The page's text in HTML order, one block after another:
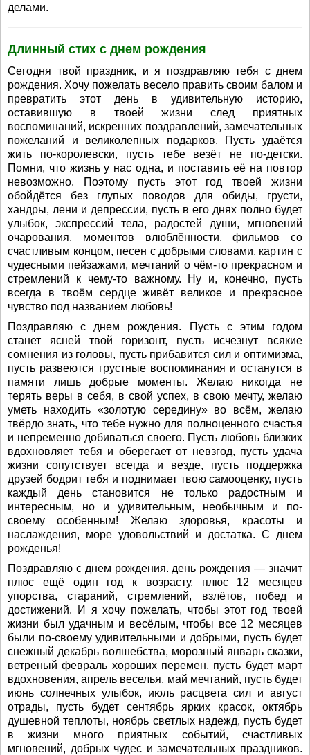
делами.
Длинный стих с днем рождения
Сегодня твой праздник, и я поздравляю тебя с днем
рождения. Хочу пожелать весело править своим балом и
превратить этот день в удивительную историю,
оставившую в твоей жизни след приятных
воспоминаний, искренних поздравлений, замечательных
пожеланий и великолепных подарков. Пусть удаётся
жить по-королевски, пусть тебе везёт не по-детски.
Помни, что жизнь у нас одна, и поставить её на повтор
невозможно. Поэтому пусть этот год твоей жизни
обойдётся без глупых поводов для обиды, грусти,
хандры, лени и депрессии, пусть в его днях полно будет
улыбок, экспрессий тела, радостей души, мгновений
очарования, моментов влюблённости, фильмов со
счастливым концом, песен с добрыми словами, картин с
чудесными пейзажами, мечтаний о чём-то прекрасном и
стремлений к чему-то важному. Ну и, конечно, пусть
всегда в твоём сердце живёт великое и прекрасное
чувство под названием любовь!
Поздравляю с днем рождения. Пусть с этим годом
станет ясней твой горизонт, пусть исчезнут всякие
сомнения из головы, пусть прибавится сил и оптимизма,
пусть развеются грустные воспоминания и останутся в
памяти лишь добрые моменты. Желаю никогда не
терять веры в себя, в свой успех, в свою мечту, желаю
уметь находить «золотую середину» во всём, желаю
твёрдо знать, что тебе нужно для полноценного счастья
и непременно добиваться своего. Пусть любовь близких
вдохновляет тебя и оберегает от невзгод, пусть удача
жизни сопутствует всегда и везде, пусть поддержка
друзей бодрит тебя и поднимает твою самооценку, пусть
каждый день становится не только радостным и
интересным, но и удивительным, необычным и по-
своему особенным! Желаю здоровья, красоты и
наслаждения, море удовольствий и достатка. С днем
рожденья!
Поздравляю с днем рождения. день рождения — значит
плюс ещё один год к возрасту, плюс 12 месяцев
упорства, стараний, стремлений, взлётов, побед и
достижений. И я хочу пожелать, чтобы этот год твоей
жизни был удачным и весёлым, чтобы все 12 месяцев
были по-своему удивительными и добрыми, пусть будет
снежный декабрь волшебства, морозный январь сказки,
ветреный февраль хороших перемен, пусть будет март
вдохновения, апрель веселья, май мечтаний, пусть будет
июнь солнечных улыбок, июль расцвета сил и август
отрады, пусть будет сентябрь ярких красок, октябрь
душевной теплоты, ноябрь светлых надежд, пусть будет
в жизни много приятных событий, счастливых
мгновений, добрых чудес и замечательных праздников.